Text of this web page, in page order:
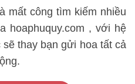
mất công tìm kiếm nhiều
hoaphuquy.com , với hệ
thay bạn gửi hoa tất cả